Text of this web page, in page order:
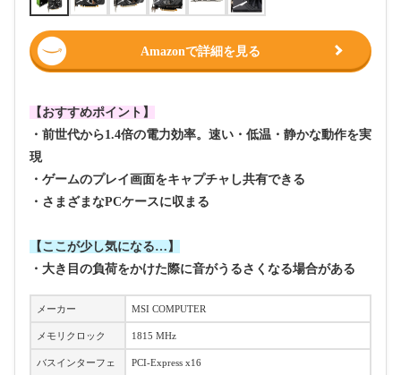
Amazonで詳細を見る
【おすすめポイント】
・前世代から1.4倍の電力効率。速い・低温・静かな動作を実
現
・ゲームのプレイ画面をキャプチャし共有できる
・さまざまなPCケースに収まる
【ここが少し気になる…】
・大き目の負荷をかけた際に音がうるさくなる場合がある
メーカー ‎MSI COMPUTER
メモリクロック ‎1815 MHz
バスインターフェ
‎PCI-Express x16